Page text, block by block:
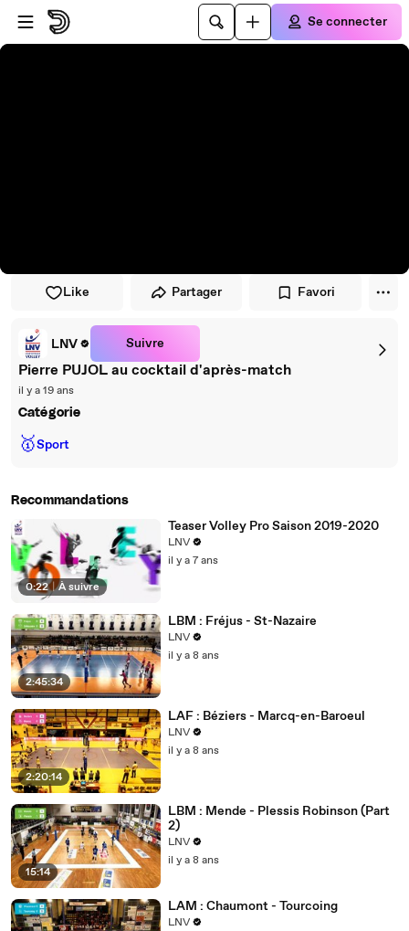
Passer au player
Passer au contenu principal
Se connecter
Like Partager Favori
LNV Suivre
Pierre PUJOL au cocktail d'après-match
il y a 19 ans
Catégorie
🥇Sport
Recommandations
0:22 | À suivre
Teaser Volley Pro Saison 2019-2020
LNV
il y a 7 ans
2:45:34
LBM : Fréjus - St-Nazaire
LNV
il y a 8 ans
2:20:14
LAF : Béziers - Marcq-en-Baroeul
LNV
il y a 8 ans
15:14
LBM : Mende - Plessis Robinson (Part
2)
LNV
il y a 8 ans
LAM : Chaumont - Tourcoing
LNV